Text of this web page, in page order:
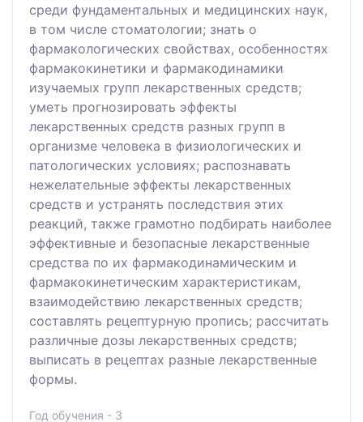
среди фундаментальных и медицинских наук,
в том числе стоматологии; знать о
фармакологических свойствах, особенностях
фармакокинетики и фармакодинамики
изучаемых групп лекарственных средств;
уметь прогнозировать эффекты
лекарственных средств разных групп в
организме человека в физиологических и
патологических условиях; распознавать
нежелательные эффекты лекарственных
средств и устранять последствия этих
реакций, также грамотно подбирать наиболее
эффективные и безопасные лекарственные
средства по их фармакодинамическим и
фармакокинетическим характеристикам,
взаимодействию лекарственных средств;
составлять рецептурную пропись; рассчитать
различные дозы лекарственных средств;
выписать в рецептах разные лекарственные
формы.
Год обучения - 3